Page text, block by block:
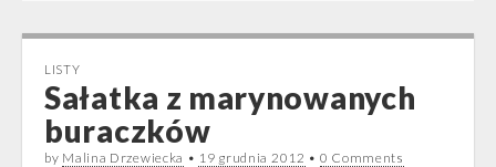
LISTY
Sałatka z marynowanych
buraczków
by Malina Drzewiecka • 19 grudnia 2012 • 0 Comments